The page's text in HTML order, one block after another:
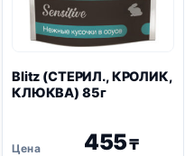
Blitz (СТЕРИЛ., КРОЛИК,
КЛЮКВА) 85г
455₸